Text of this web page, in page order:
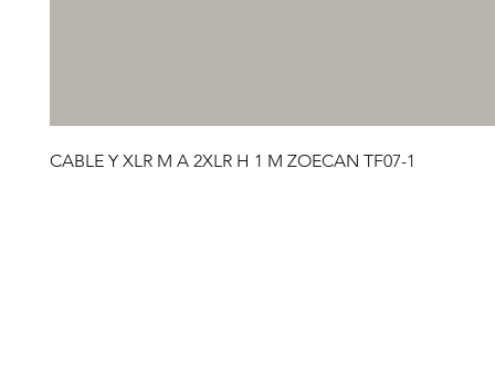
CABLE Y XLR M A 2XLR H 1 M ZOECAN TF07-1